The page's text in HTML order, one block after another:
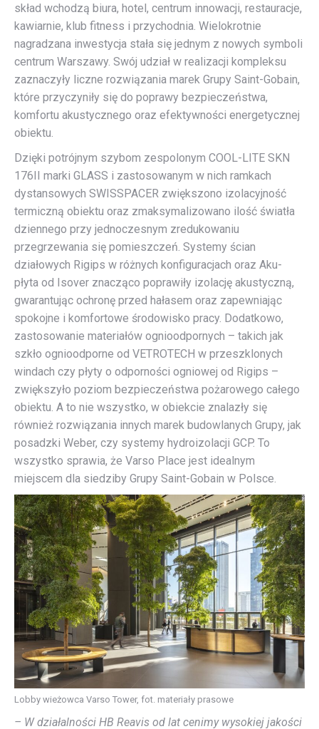
skład wchodzą biura, hotel, centrum innowacji, restauracje,
kawiarnie, klub fitness i przychodnia. Wielokrotnie
nagradzana inwestycja stała się jednym z nowych symboli
centrum Warszawy. Swój udział w realizacji kompleksu
zaznaczyły liczne rozwiązania marek Grupy Saint-Gobain,
które przyczyniły się do poprawy bezpieczeństwa,
komfortu akustycznego oraz efektywności energetycznej
obiektu.
Dzięki potrójnym szybom zespolonym COOL-LITE SKN
176II marki GLASS i zastosowanym w nich ramkach
dystansowych SWISSPACER zwiększono izolacyjność
termiczną obiektu oraz zmaksymalizowano ilość światła
dziennego przy jednoczesnym zredukowaniu
przegrzewania się pomieszczeń. Systemy ścian
działowych Rigips w różnych konfiguracjach oraz Aku-
płyta od Isover znacząco poprawiły izolację akustyczną,
gwarantując ochronę przed hałasem oraz zapewniając
spokojne i komfortowe środowisko pracy. Dodatkowo,
zastosowanie materiałów ognioodpornych – takich jak
szkło ognioodporne od VETROTECH w przeszklonych
windach czy płyty o odporności ogniowej od Rigips –
zwiększyło poziom bezpieczeństwa pożarowego całego
obiektu. A to nie wszystko, w obiekcie znalazły się
również rozwiązania innych marek budowlanych Grupy, jak
posadzki Weber, czy systemy hydroizolacji GCP. To
wszystko sprawia, że Varso Place jest idealnym
miejscem dla siedziby Grupy Saint-Gobain w Polsce.
Lobby wieżowca Varso Tower, fot. materiały prasowe
– W działalności HB Reavis od lat cenimy wysokiej jakości